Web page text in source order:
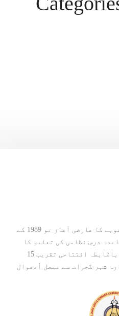
محترمہ تسنیم ہاشمی کے اس منصوبے کا عارضی آغاز تو 1989 کے
درسِ نظامی کی تعلیم کا
آغاز 15 مئی1991 کو ہوا۔ جبکہ باظابطہ افتتاحی تقریب 15
ادارہ شہر گجرات سے متصل اُدھوال